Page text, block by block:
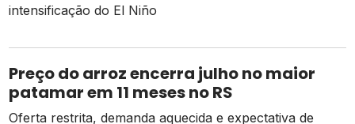
intensificação do El Niño
Preço do arroz encerra julho no maior
patamar em 11 meses no RS
Oferta restrita, demanda aquecida e expectativa de